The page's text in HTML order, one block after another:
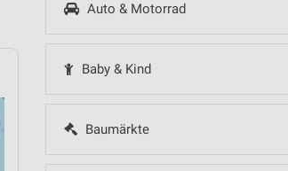
Auto & Motorrad
Baby & Kind
Baumärkte